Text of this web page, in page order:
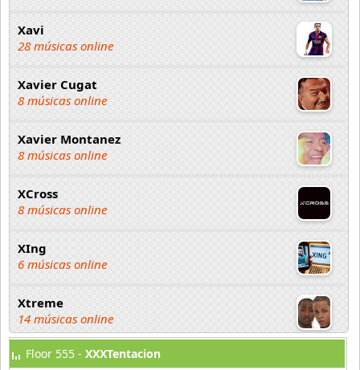
Xavi
28 músicas online
Xavier Cugat
8 músicas online
Xavier Montanez
8 músicas online
XCross
8 músicas online
XIng
6 músicas online
Xtreme
14 músicas online
Xutosypontapes
Floor 555 - XXXTentacion